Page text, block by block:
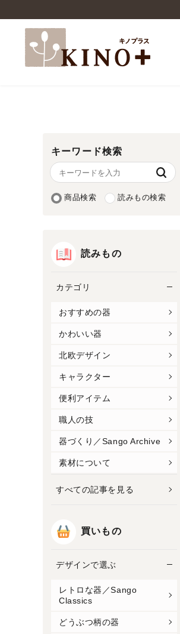
キーワード検索
商品検索 読みもの検索
読みもの
カテゴリ
おすすめの器
かわいい器
北欧デザイン
キャラクター
便利アイテム
職人の技
器づくり／Sango Archive
素材について
すべての記事を見る
買いもの
デザインで選ぶ
レトロな器／Sango
Classics
どうぶつ柄の器